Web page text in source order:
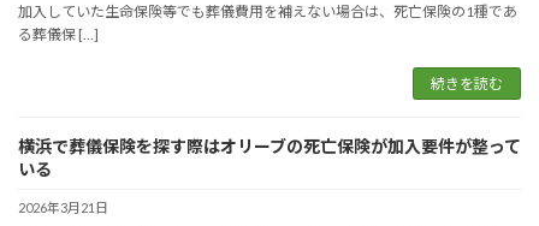
加入していた生命保険等でも葬儀費用を補えない場合は、死亡保険の1種であ
る葬儀保 […]
続きを読む
横浜で葬儀保険を探す際はオリーブの死亡保険が加入要件が整って
いる
2026年3月21日